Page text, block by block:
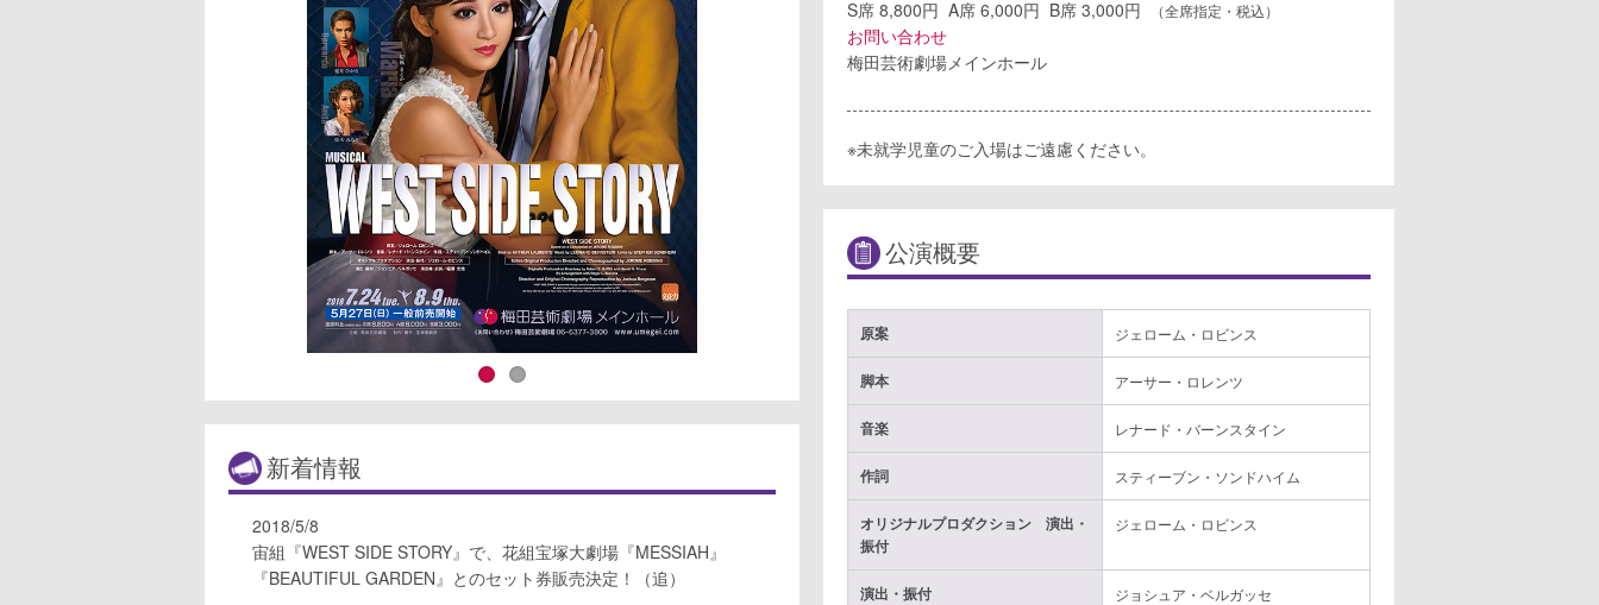
新着情報
2018/5/8
宙組『WEST SIDE STORY』で、花組宝塚大劇場『MESSIAH』
『BEAUTIFUL GARDEN』とのセット券販売決定！（追）
S席 8,800円 A席 6,000円 B席 3,000円
（全席指定・税込）
お問い合わせ
梅田芸術劇場メインホール
※未就学児童のご入場はご遠慮ください。
公演概要
原案 ジェローム・ロビンス
脚本 アーサー・ロレンツ
音楽 レナード・バーンスタイン
作詞 スティーブン・ソンドハイム
オリジナルプロダクション 演出・
振付
ジェローム・ロビンス
演出・振付 ジョシュア・ベルガッセ